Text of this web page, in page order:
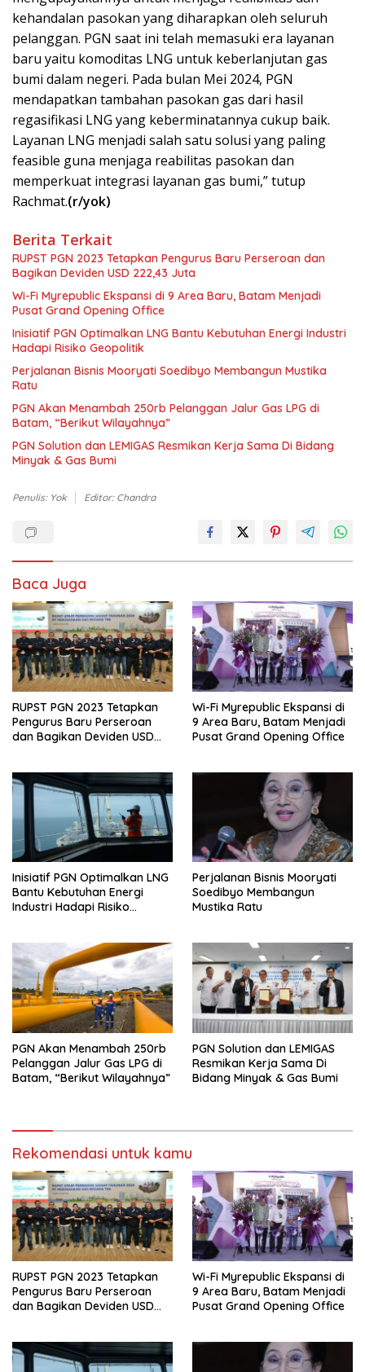
kehandalan pasokan yang diharapkan oleh seluruh
pelanggan. PGN saat ini telah memasuki era layanan
baru yaitu komoditas LNG untuk keberlanjutan gas
bumi dalam negeri. Pada bulan Mei 2024, PGN
mendapatkan tambahan pasokan gas dari hasil
regasifikasi LNG yang keberminatannya cukup baik.
Layanan LNG menjadi salah satu solusi yang paling
feasible guna menjaga reabilitas pasokan dan
memperkuat integrasi layanan gas bumi,” tutup
Rachmat.(r/yok)
Berita Terkait
RUPST PGN 2023 Tetapkan Pengurus Baru Perseroan dan
Bagikan Deviden USD 222,43 Juta
Wi-Fi Myrepublic Ekspansi di 9 Area Baru, Batam Menjadi
Pusat Grand Opening Office
Inisiatif PGN Optimalkan LNG Bantu Kebutuhan Energi Industri
Hadapi Risiko Geopolitik
Perjalanan Bisnis Mooryati Soedibyo Membangun Mustika
Ratu
PGN Akan Menambah 250rb Pelanggan Jalur Gas LPG di
Batam, “Berikut Wilayahnya”
PGN Solution dan LEMIGAS Resmikan Kerja Sama Di Bidang
Minyak & Gas Bumi
Penulis: Yok Editor: Chandra
Baca Juga
RUPST PGN 2023 Tetapkan
Pengurus Baru Perseroan
dan Bagikan Deviden USD
Wi-Fi Myrepublic Ekspansi di
9 Area Baru, Batam Menjadi
Pusat Grand Opening Office
Inisiatif PGN Optimalkan LNG
Bantu Kebutuhan Energi
Industri Hadapi Risiko
Perjalanan Bisnis Mooryati
Soedibyo Membangun
Mustika Ratu
PGN Akan Menambah 250rb
Pelanggan Jalur Gas LPG di
Batam, “Berikut Wilayahnya”
PGN Solution dan LEMIGAS
Resmikan Kerja Sama Di
Bidang Minyak & Gas Bumi
Rekomendasi untuk kamu
RUPST PGN 2023 Tetapkan
Pengurus Baru Perseroan
dan Bagikan Deviden USD
Wi-Fi Myrepublic Ekspansi di
9 Area Baru, Batam Menjadi
Pusat Grand Opening Office